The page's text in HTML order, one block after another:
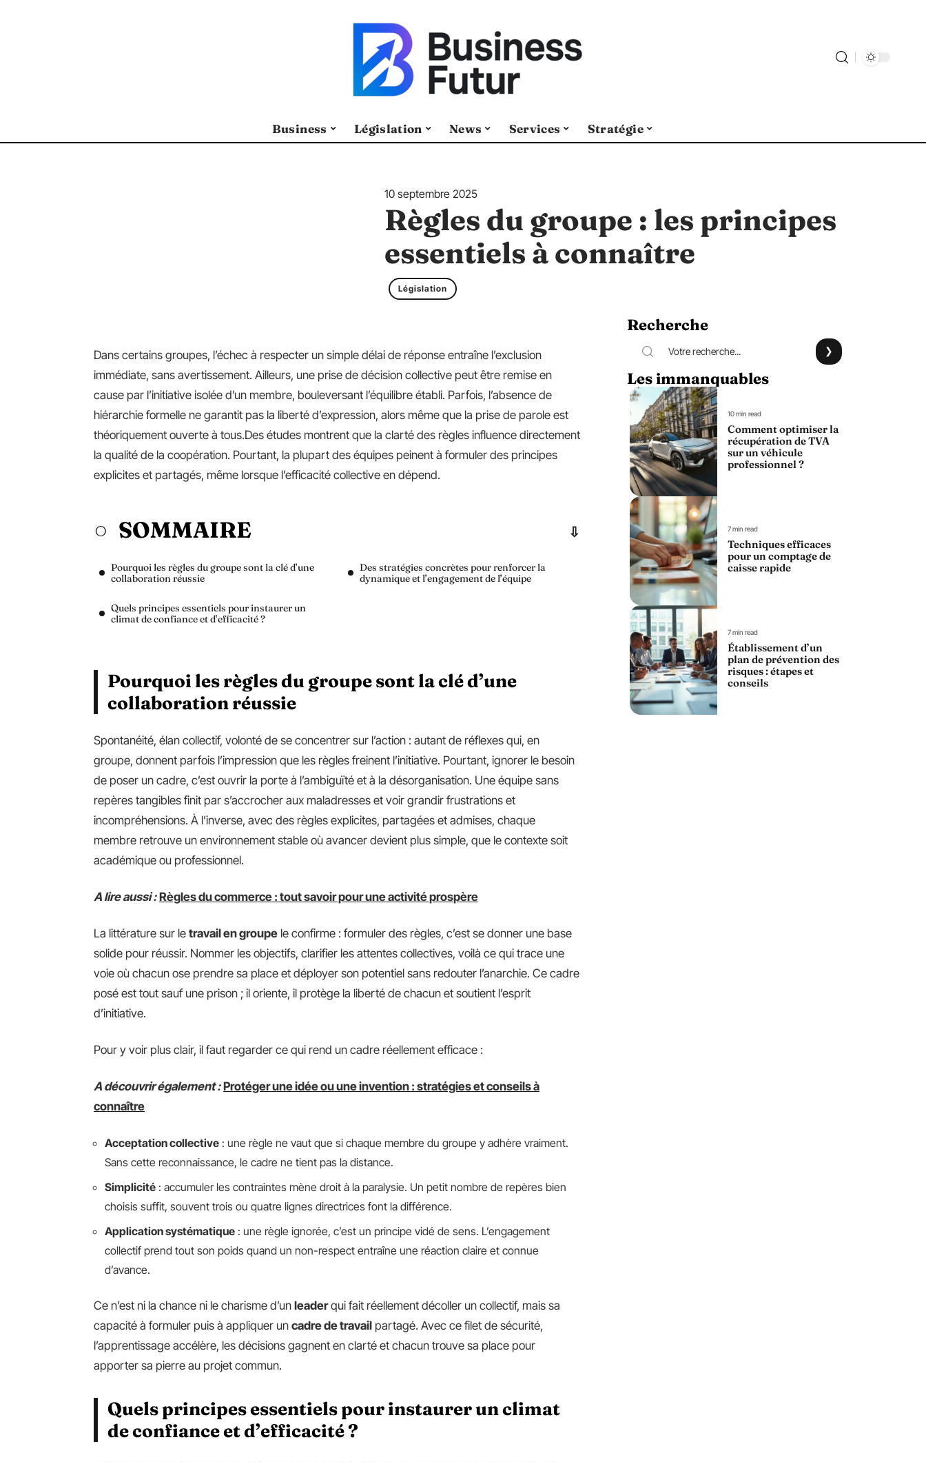
Business Législation News Services Stratégie
10 septembre 2025
Règles du groupe : les principes
essentiels à connaître
Législation
Dans certains groupes, l’échec à respecter un simple délai de réponse entraîne l’exclusion
immédiate, sans avertissement. Ailleurs, une prise de décision collective peut être remise en
cause par l’initiative isolée d’un membre, bouleversant l’équilibre établi. Parfois, l’absence de
hiérarchie formelle ne garantit pas la liberté d’expression, alors même que la prise de parole est
théoriquement ouverte à tous.Des études montrent que la clarté des règles influence directement
la qualité de la coopération. Pourtant, la plupart des équipes peinent à formuler des principes
explicites et partagés, même lorsque l’efficacité collective en dépend.
SOMMAIRE
Pourquoi les règles du groupe sont la clé d’une
collaboration réussie
Quels principes essentiels pour instaurer un
climat de confiance et d’efficacité ?
Des stratégies concrètes pour renforcer la
dynamique et l’engagement de l’équipe
Pourquoi les règles du groupe sont la clé d’une
collaboration réussie
Spontanéité, élan collectif, volonté de se concentrer sur l’action : autant de réflexes qui, en
groupe, donnent parfois l’impression que les règles freinent l’initiative. Pourtant, ignorer le besoin
de poser un cadre, c’est ouvrir la porte à l’ambiguïté et à la désorganisation. Une équipe sans
repères tangibles finit par s’accrocher aux maladresses et voir grandir frustrations et
incompréhensions. À l’inverse, avec des règles explicites, partagées et admises, chaque
membre retrouve un environnement stable où avancer devient plus simple, que le contexte soit
académique ou professionnel.
A lire aussi : Règles du commerce : tout savoir pour une activité prospère
La littérature sur le travail en groupe le confirme : formuler des règles, c’est se donner une base
solide pour réussir. Nommer les objectifs, clarifier les attentes collectives, voilà ce qui trace une
voie où chacun ose prendre sa place et déployer son potentiel sans redouter l’anarchie. Ce cadre
posé est tout sauf une prison ; il oriente, il protège la liberté de chacun et soutient l’esprit
d’initiative.
Pour y voir plus clair, il faut regarder ce qui rend un cadre réellement efficace :
A découvrir également : Protéger une idée ou une invention : stratégies et conseils à
connaître
Acceptation collective : une règle ne vaut que si chaque membre du groupe y adhère vraiment.
Sans cette reconnaissance, le cadre ne tient pas la distance.
Simplicité : accumuler les contraintes mène droit à la paralysie. Un petit nombre de repères bien
choisis suffit, souvent trois ou quatre lignes directrices font la différence.
Application systématique : une règle ignorée, c’est un principe vidé de sens. L’engagement
collectif prend tout son poids quand un non-respect entraîne une réaction claire et connue
d’avance.
Ce n’est ni la chance ni le charisme d’un leaderqui fait réellement décoller un collectif, mais sa
capacité à formuler puis à appliquer un cadre de travail partagé. Avec ce filet de sécurité,
l’apprentissage accélère, les décisions gagnent en clarté et chacun trouve sa place pour
apporter sa pierre au projet commun.
Quels principes essentiels pour instaurer un climat
de confiance et d’efficacité ?
Recherche
Les immanquables
10 min read
Comment optimiser la
récupération de TVA
sur un véhicule
professionnel ?
7 min read
Techniques efficaces
pour un comptage de
caisse rapide
7 min read
Établissement d’un
plan de prévention des
risques : étapes et
conseils